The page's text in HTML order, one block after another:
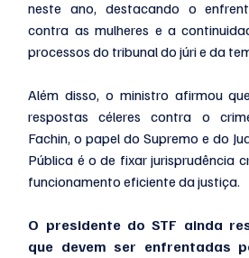
neste ano, destacando o
contra as mulheres e a
processos do tribunal do júri e da
Além disso, o ministro afirmou
respostas céleres contra o
Fachin, o papel do Supremo e do
Pública é o de fixar jurisprudência
funcionamento eficiente da justiça.
O presidente do STF ainda
que devem ser enfrentadas